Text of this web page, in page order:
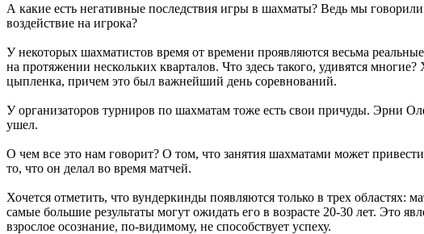
А какие есть негативные последствия игры в шахматы? Ведь мы
воздействие на игрока?
У некоторых шахматистов время от времени проявляются весьма
на протяжении нескольких кварталов. Что здесь такого, удивятся
цыпленка, причем это был важнейший день соревнований.
У организаторов турниров по шахматам тоже есть свои причуды. Эрни
ушел.
О чем все это нам говорит? О том, что занятия шахматами может
то, что он делал во время матчей.
Хочется отметить, что вундеркинды появляются только в трех областях:
самые большие результаты могут ожидать его в возрасте 20-30 лет. Это
взрослое осознание, по-видимому, не способствует успеху.